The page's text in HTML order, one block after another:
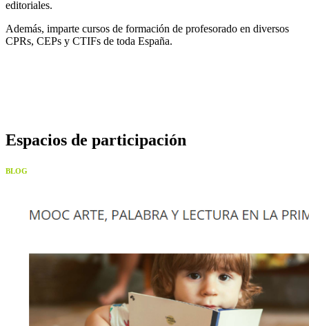
editoriales.
Además, imparte cursos de formación de profesorado en diversos
CPRs, CEPs y CTIFs de toda España.
Espacios de participación
BLOG